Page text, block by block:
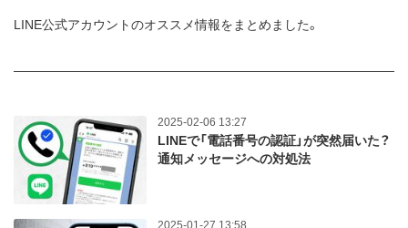
LINE公式アカウントのオススメ情報をまとめました。
2025-02-06 13:27
LINEで「電話番号の認証」が突然届いた？
通知メッセージへの対処法